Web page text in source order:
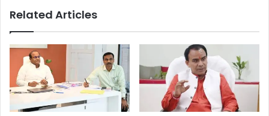
Related Articles